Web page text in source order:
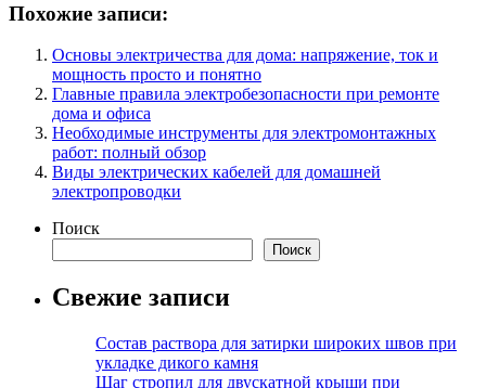
Похожие записи:
Основы электричества для дома: напряжение, ток и
мощность просто и понятно
Главные правила электробезопасности при ремонте
дома и офиса
Необходимые инструменты для электромонтажных
работ: полный обзор
Виды электрических кабелей для домашней
электропроводки
Поиск
Поиск
Свежие записи
Состав раствора для затирки широких швов при
укладке дикого камня
Шаг стропил для двускатной крыши при